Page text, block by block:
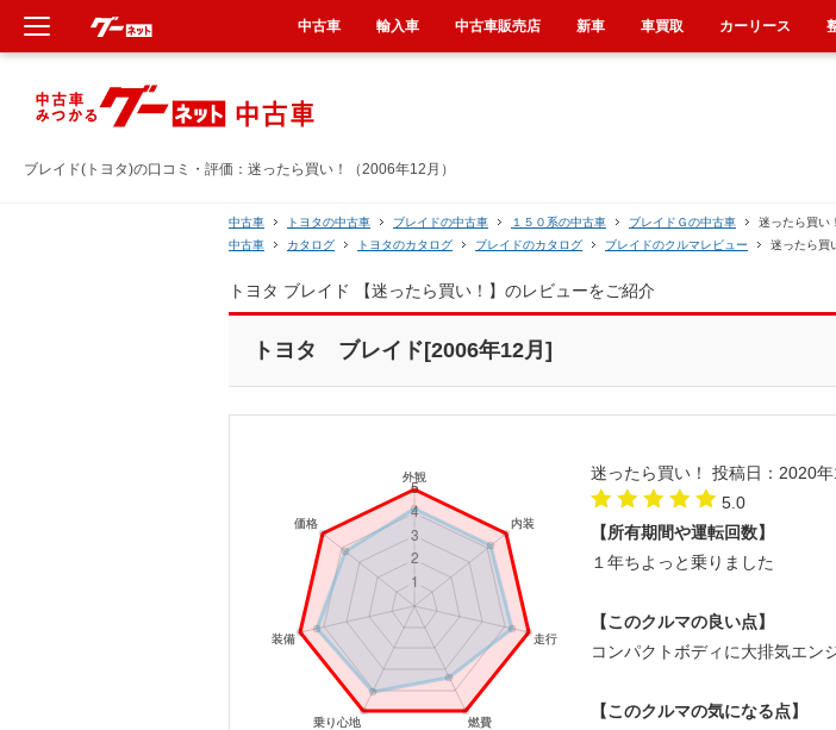
ブレイド(トヨタ)の口コミ・評価：迷ったら買い！（2006年12月）
中古車 トヨタの中古車 ブレイドの中古車 １５０系の中古車 ブレイドＧの中古車
迷ったら買い！
中古車
カタログ トヨタのカタログ ブレイドのカタログ ブレイドのクルマレビュー 迷ったら買
トヨタ ブレイド 【迷ったら買い！】のレビューをご紹介
トヨタ ブレイド[2006年12月]
迷ったら買い！ 投稿日：2020
5.0
【所有期間や運転回数】
１年ちよっと乗りました
【このクルマの良い点】
コンパクトボディに大排気エン
【このクルマの気になる点】
中古車 輸入車 中古車販売店 新車 車買取 カーリース
新車
中古車